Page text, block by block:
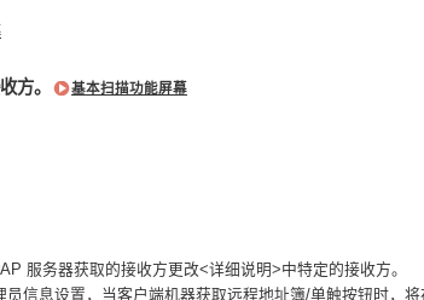
方。 基本扫描功能屏幕
服务器获取的接收方更改<详细说明>中特定的接收方。
信息设置，当客户端机器获取远程地址簿/单触按钮时，